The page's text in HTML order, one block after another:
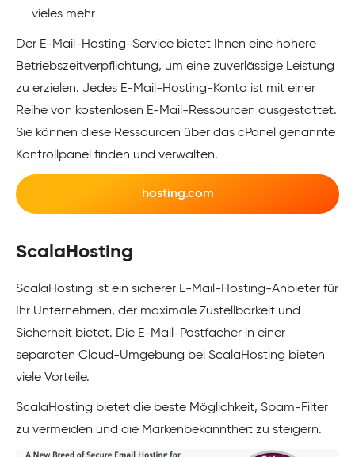
vieles mehr
Der E-Mail-Hosting-Service bietet Ihnen eine höhere
Betriebszeitverpflichtung, um eine zuverlässige Leistung
zu erzielen. Jedes E-Mail-Hosting-Konto ist mit einer
Reihe von kostenlosen E-Mail-Ressourcen ausgestattet.
Sie können diese Ressourcen über das cPanel genannte
Kontrollpanel finden und verwalten.
hosting.com
ScalaHosting
ScalaHosting ist ein sicherer E-Mail-Hosting-Anbieter für
Ihr Unternehmen, der maximale Zustellbarkeit und
Sicherheit bietet. Die E-Mail-Postfächer in einer
separaten Cloud-Umgebung bei ScalaHosting bieten
viele Vorteile.
ScalaHosting bietet die beste Möglichkeit, Spam-Filter
zu vermeiden und die Markenbekanntheit zu steigern.